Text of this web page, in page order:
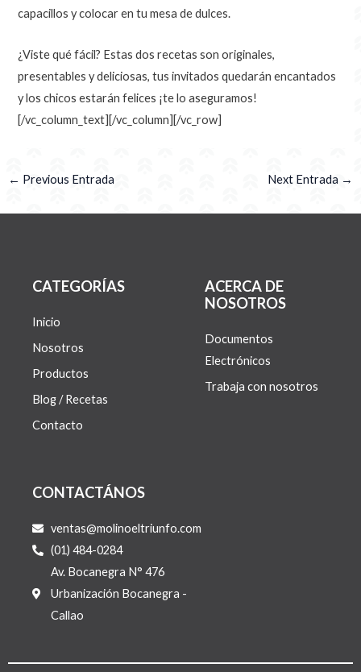
capacillos y colocar en tu mesa de dulces.
¿Viste qué fácil? Estas dos recetas son originales,
presentables y deliciosas, tus invitados quedarán encantados
y los chicos estarán felices ¡te lo aseguramos!
[/vc_column_text][/vc_column][/vc_row]
← Previous Entrada Next Entrada →
CATEGORÍAS
Inicio
Nosotros
Productos
Blog / Recetas
Contacto
ACERCA DE
NOSOTROS
Documentos
Electrónicos
Trabaja con nosotros
CONTACTÁNOS
ventas@molinoeltriunfo.com
(01) 484-0284
Av. Bocanegra N° 476
Urbanización Bocanegra -
Callao